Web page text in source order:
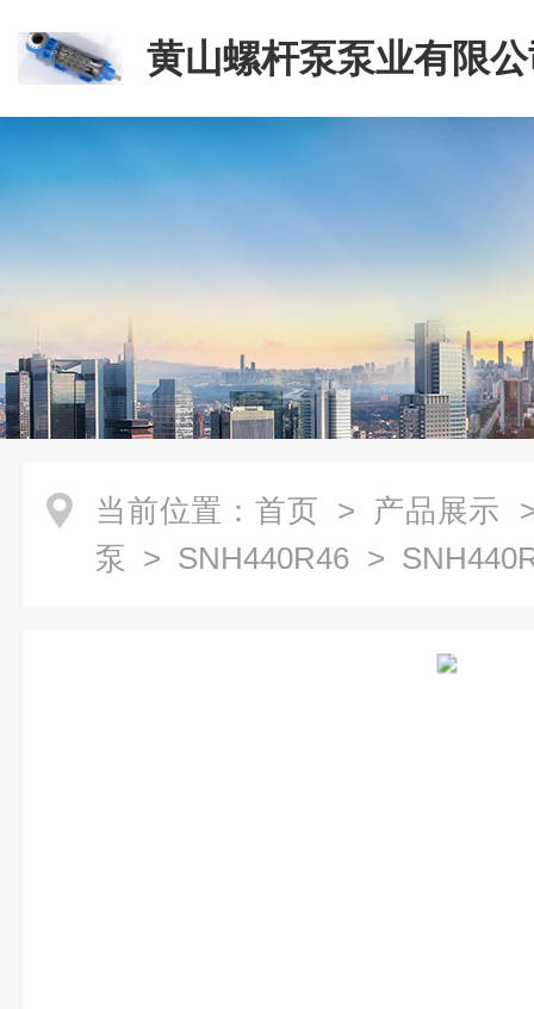
黄山螺杆泵泵业有限
当前位置： 首页 > 产品展示
泵 > SNH440R46 >